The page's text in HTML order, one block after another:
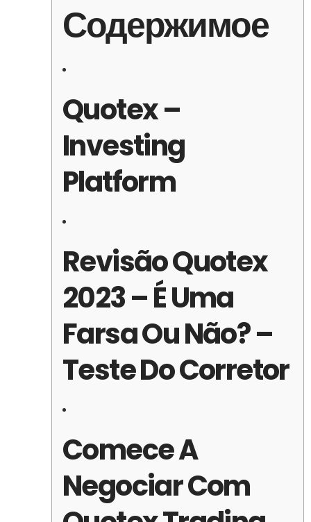
Содержимое
Quotex –
Investing
Platform
Revisão Quotex
2023 – É Uma
Farsa Ou Não? –
Teste Do Corretor
Comece A
Negociar Com